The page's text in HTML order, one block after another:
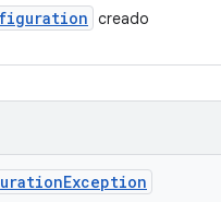
creado
Exception